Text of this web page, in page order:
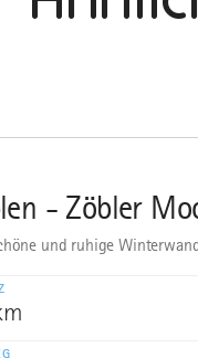
- Zöbler
und ruhige